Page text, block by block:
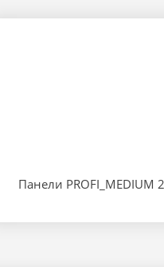
Панели PROFI_MEDIUM 2